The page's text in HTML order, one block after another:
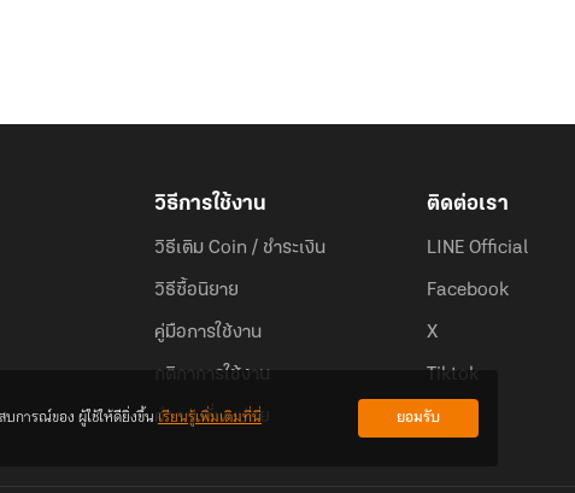
วิธีการใช้งาน
วิธีเติม Coin / ชำระเงิน
วิธีซื้อนิยาย
คู่มือการใช้งาน
กติกาการใช้งาน
คำถามที่พบบ่อย
ติดต่อเรา
LINE Official
Facebook
X
Tiktok
การณ์ของ ผู้ใช้ให้ดียิ่งขึ้นเรียนรู้เพิ่มเติมที่นี่ ยอมรับ